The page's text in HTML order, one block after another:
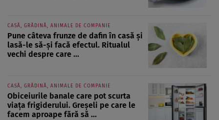
CASĂ, GRĂDINĂ, ANIMALE DE COMPANIE
Pune câteva frunze de dafin în casă și
lasă-le să-și facă efectul. Ritualul
vechi despre care ...
CASĂ, GRĂDINĂ, ANIMALE DE COMPANIE
Obiceiurile banale care pot scurta
viața frigiderului. Greșeli pe care le
facem aproape fără să ...